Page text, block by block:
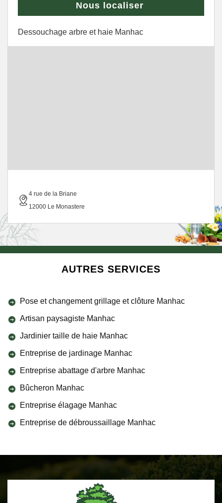
Nous localiser
Dessouchage arbre et haie Manhac
4 rue de la Briane
12000 Le Monastere
AUTRES SERVICES
Pose et changement grillage et clôture Manhac
Artisan paysagiste Manhac
Jardinier taille de haie Manhac
Entreprise de jardinage Manhac
Entreprise abattage d'arbre Manhac
Bûcheron Manhac
Entreprise élagage Manhac
Entreprise de débroussaillage Manhac